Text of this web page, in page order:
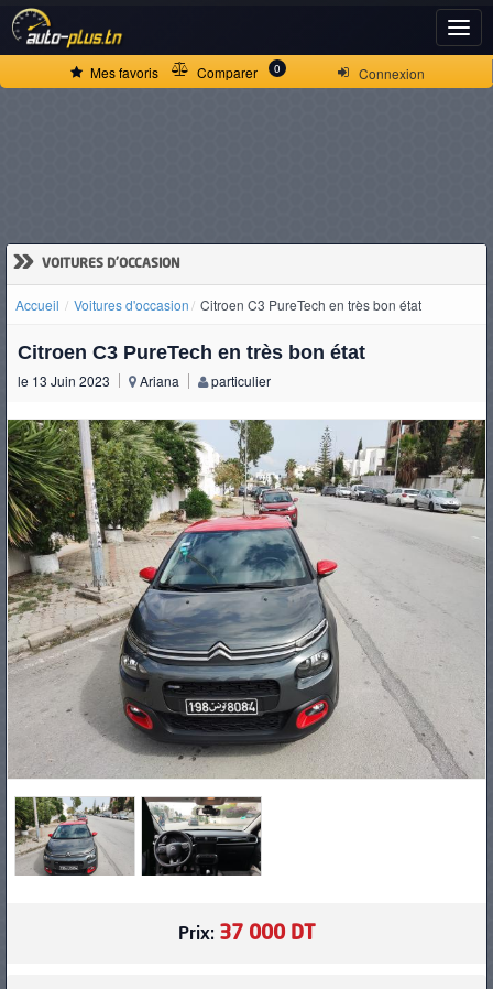
Connexion
Mes favoris Comparer 0
» VOITURES D'OCCASION
Accueil Voitures d'occasion Citroen C3 PureTech en très bon état
Citroen C3 PureTech en très bon état
le 13 Juin 2023 Ariana particulier
Prix: 37 000 DT
ACCUEIL
D'OCCASION
CAMIONS
PNEUS